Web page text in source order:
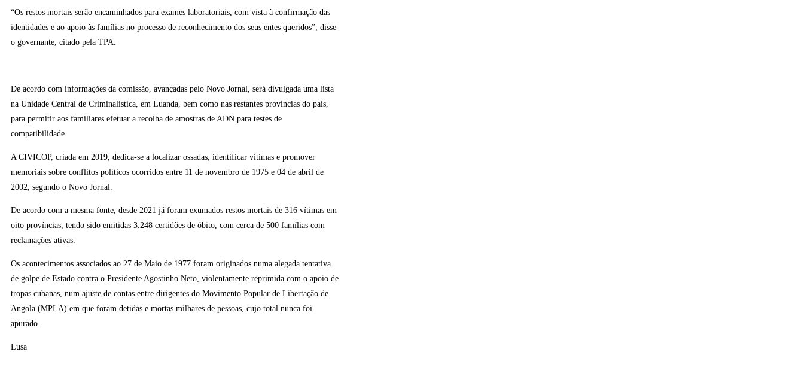
“Os restos mortais serão encaminhados para exames laboratoriais, com vista à confirmação das
identidades e ao apoio às famílias no processo de reconhecimento dos seus entes queridos”, disse
o governante, citado pela TPA.
De acordo com informações da comissão, avançadas pelo Novo Jornal, será divulgada uma lista
na Unidade Central de Criminalística, em Luanda, bem como nas restantes províncias do país,
para permitir aos familiares efetuar a recolha de amostras de ADN para testes de
compatibilidade.
A CIVICOP, criada em 2019, dedica-se a localizar ossadas, identificar vítimas e promover
memoriais sobre conflitos políticos ocorridos entre 11 de novembro de 1975 e 04 de abril de
2002, segundo o Novo Jornal.
De acordo com a mesma fonte, desde 2021 já foram exumados restos mortais de 316 vítimas em
oito províncias, tendo sido emitidas 3.248 certidões de óbito, com cerca de 500 famílias com
reclamações ativas.
Os acontecimentos associados ao 27 de Maio de 1977 foram originados numa alegada tentativa
de golpe de Estado contra o Presidente Agostinho Neto, violentamente reprimida com o apoio de
tropas cubanas, num ajuste de contas entre dirigentes do Movimento Popular de Libertação de
Angola (MPLA) em que foram detidas e mortas milhares de pessoas, cujo total nunca foi
apurado.
Lusa